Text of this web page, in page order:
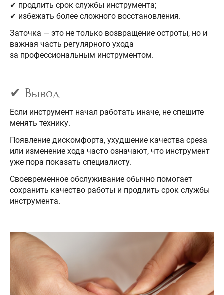
✔ продлить срок службы инструмента;
✔ избежать более сложного восстановления.
Заточка — это не только возвращение остроты, но и
важная часть регулярного ухода
за профессиональным инструментом.
✔ Вывод
Если инструмент начал работать иначе, не спешите
менять технику.
Появление дискомфорта, ухудшение качества среза
или изменение хода часто означают, что инструмент
уже пора показать специалисту.
Своевременное обслуживание обычно помогает
сохранить качество работы и продлить срок службы
инструмента.